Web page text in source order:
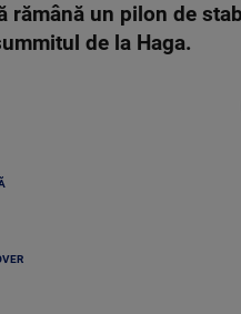
rămână un pilon de
de la Haga.